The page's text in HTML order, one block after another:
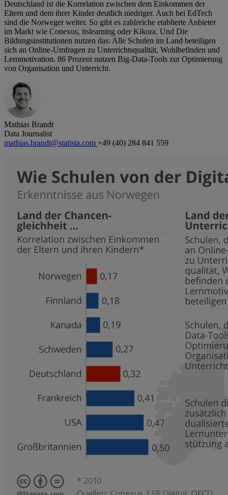
Deutschland ist die Korrelation zwischen dem Einkommen der
Eltern und dem ihrer Kinder deutlich niedriger. Auch bei EdTech
sind die Norweger weiter. So gibt es zahlreiche etablierte Anbieter
im Markt wie Conexus, itslearning oder Kikora. Und Die
Bildungsinstitutionen nutzen das: Alle Schulen im Land beteiligen
sich an Online-Umfragen zu Unterrichtsqualität, Wohlbefinden und
Lernmotivation. 86 Prozent nutzen Big-Data-Tools zur Optimierung
von Organisation und Unterricht.
Mathias Brandt
Data Journalist
mathias.brandt@statista.com +49 (40) 284 841 559